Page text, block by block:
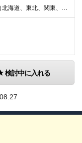
◎転勤なし 47都道府県（北海道、東北、関東、北陸・甲信越、関西、東海、中国、四国、九州、沖縄）の各プロジェクト先 ◇本人の希望を伴わない転居はなく、転勤もありません。 ◇勤務地はご希望を最大限考
検討中に入れる